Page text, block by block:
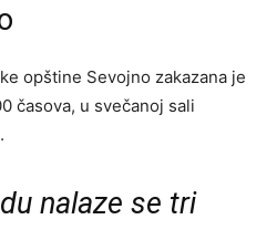
opštine Sevojno zakazana je
časova, u svečanoj sali
nalaze se tri